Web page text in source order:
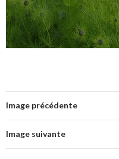
Image précédente
Image suivante